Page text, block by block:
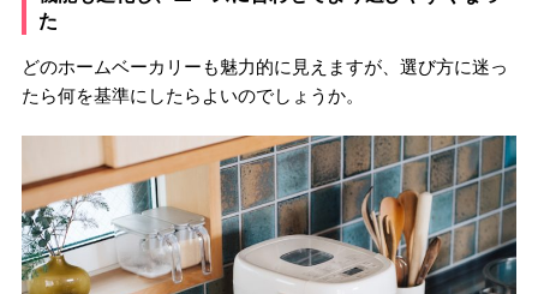
た
どのホームベーカリーも魅力的に見えますが、選び方に迷っ
たら何を基準にしたらよいのでしょうか。